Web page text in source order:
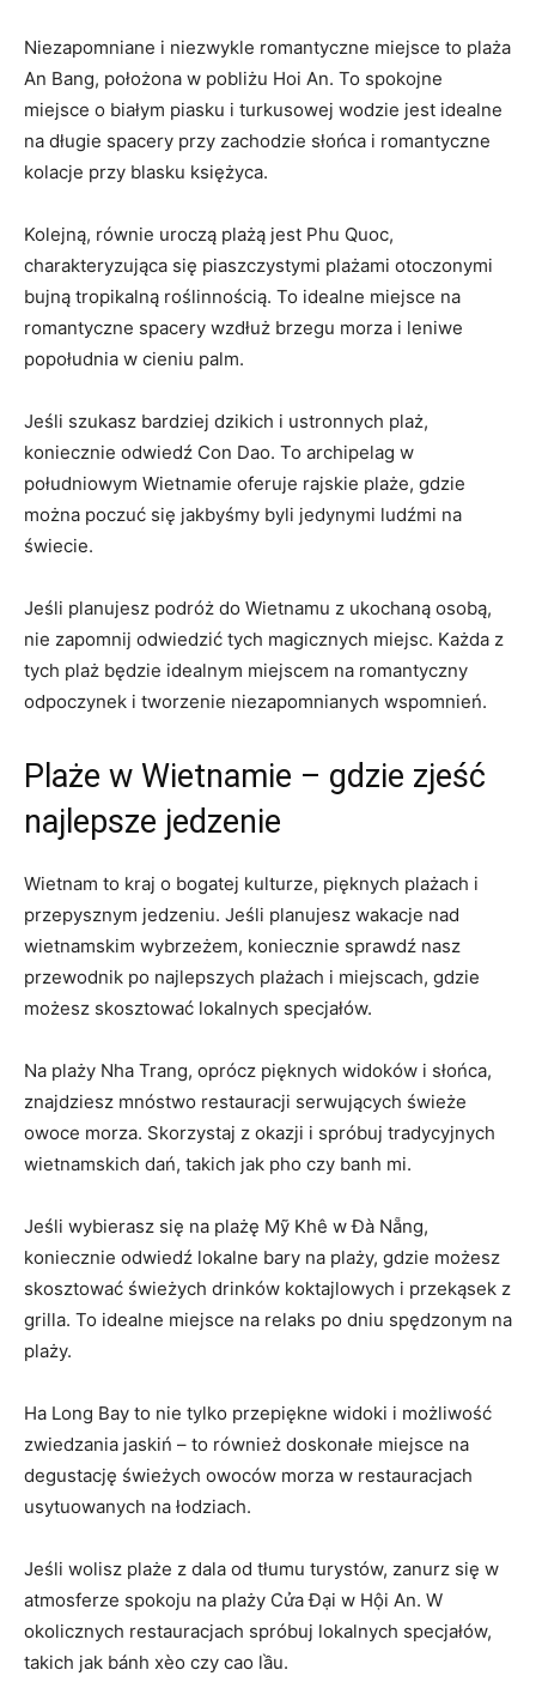
Niezapomniane i niezwykle romantyczne miejsce to plaża
An Bang, położona w pobliżu Hoi An. To spokojne
miejsce o białym piasku i turkusowej wodzie jest idealne
na długie spacery przy zachodzie słońca i romantyczne
kolacje przy blasku⁣ księżyca.
Kolejną, równie uroczą plażą jest Phu Quoc,
charakteryzująca się⁢ piaszczystymi plażami otoczonymi
bujną tropikalną roślinnością. To ‍idealne miejsce na
romantyczne spacery wzdłuż brzegu ⁢morza⁣ i leniwe
popołudnia w cieniu palm.
Jeśli szukasz bardziej dzikich i ustronnych plaż,
koniecznie odwiedź Con Dao. To archipelag⁢ w
południowym Wietnamie oferuje rajskie plaże, ⁤gdzie ​
można poczuć ⁤się ⁢jakbyśmy byli jedynymi ludźmi na
świecie.
Jeśli planujesz podróż do Wietnamu z ukochaną osobą,
nie zapomnij odwiedzić tych​ magicznych⁣ miejsc. Każda z
tych plaż będzie idealnym miejscem na ‌romantyczny
odpoczynek i tworzenie niezapomnianych wspomnień.
Plaże w Wietnamie – ‍gdzie zjeść
najlepsze jedzenie
Wietnam to ‍kraj⁣ o bogatej kulturze, pięknych plażach i
przepysznym​ jedzeniu. Jeśli planujesz wakacje nad
wietnamskim wybrzeżem, koniecznie sprawdź nasz
przewodnik po najlepszych plażach i miejscach,​ gdzie
możesz skosztować lokalnych‍ specjałów.
Na plaży Nha⁣ Trang, oprócz pięknych widoków i słońca,
znajdziesz mnóstwo restauracji serwujących świeże
owoce morza. Skorzystaj z okazji i spróbuj tradycyjnych
wietnamskich dań, takich jak pho czy banh mi.
Jeśli wybierasz się na plażę Mỹ Khê⁣ w ⁤Đà Nẵng,
koniecznie odwiedź lokalne bary na plaży, gdzie możesz
skosztować świeżych ⁣drinków koktajlowych i przekąsek z
grilla. To idealne miejsce na relaks po⁣ dniu spędzonym na
plaży.
Ha Long Bay to nie tylko przepiękne widoki i możliwość
zwiedzania jaskiń – to również doskonałe miejsce na
‍degustację świeżych‌ owoców morza w restauracjach
usytuowanych na ​łodziach.
Jeśli wolisz plaże ⁣z dala od tłumu turystów, zanurz się w
atmosferze spokoju na plaży Cửa Đại w Hội An. W
okolicznych restauracjach spróbuj lokalnych ⁣specjałów,⁢
takich jak ⁤bánh xèo⁣ czy cao lầu.